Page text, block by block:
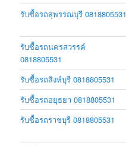
รับซื้อรถสุพรรณบุรี 0818805531
รับซื้อรถนครสวรรค์
0818805531
รับซื้อรถสิงห์บุรี 0818805531
รับซื้อรถอยุธยา 0818805531
รับซื้อรถราชบุรี 0818805531